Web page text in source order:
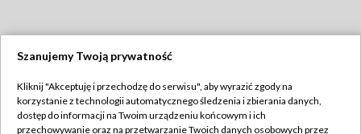
TVP
Abonament TVP
Szanujemy Twoją prywatność
Kliknij "Akceptuję i przechodzę do serwisu", aby wyrazić zgody na
korzystanie z technologii automatycznego śledzenia i zbierania danych,
dostęp do informacji na Twoim urządzeniu końcowym i ich
przechowywanie oraz na przetwarzanie Twoich danych osobowych przez